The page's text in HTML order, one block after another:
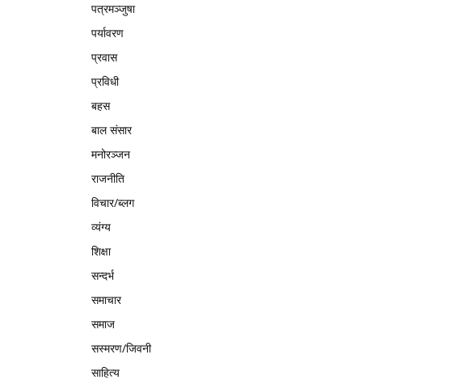
पत्रमञ्जुषा
पर्यावरण
प्रवास
प्रविधी
बहस
बाल संसार
मनोरञ्जन
राजनीति
विचार/ब्लग
व्यंग्य
शिक्षा
सन्दर्भ
समाचार
समाज
सस्मरण/जिवनी
साहित्य